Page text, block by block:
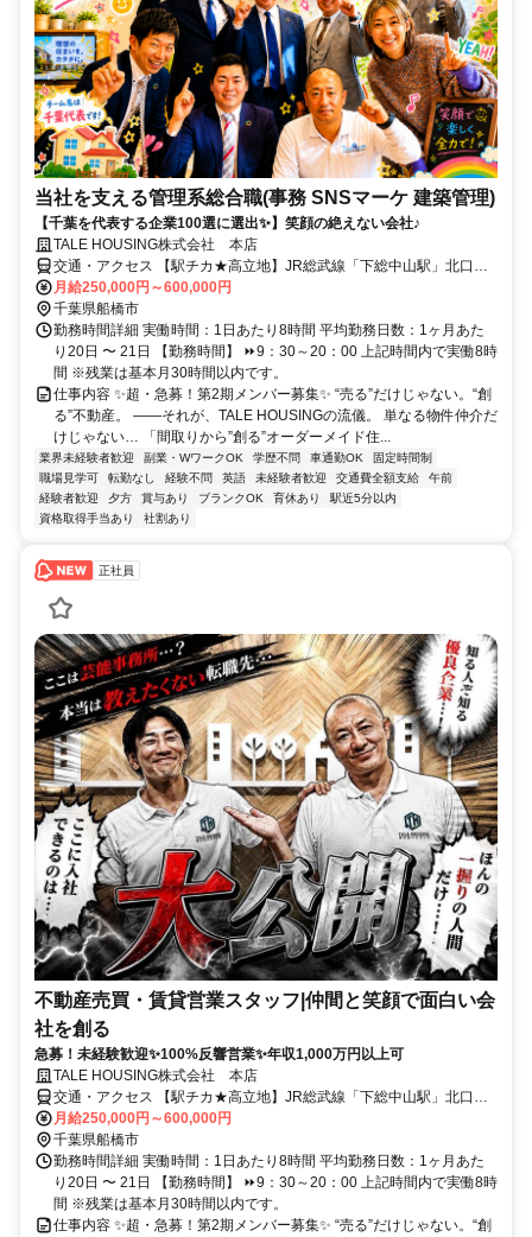
当社を支える管理系総合職(事務 SNSマーケ 建築管理)
【千葉を代表する企業100選に選出✨】笑顔の絶えない会社♪
TALE HOUSING株式会社 本店
交通・アクセス 【駅チカ★高立地】JR総武線「下総中山駅」北口よ
り徒歩30秒
月給250,000円～600,000円
千葉県船橋市
勤務時間詳細 実働時間：1日あたり8時間 平均勤務日数：1ヶ月あた
り20日 〜 21日 【勤務時間】 ⏩9：30～20：00 上記時間内で実働8時
間 ※残業は基本月30時間以内です。
仕事内容 ✨超・急募！第2期メンバー募集✨ “売る”だけじゃない。“創
る”不動産。 ――それが、TALE HOUSINGの流儀。 単なる物件仲介だ
けじゃない… 「間取りから”創る”オーダーメイド住...
業界未経験者歓迎 副業・WワークOK 学歴不問 車通勤OK
固定時間制
職場見学可
転勤なし 経験不問 英語 未経験者歓迎 交通費全額支給
午前
経験者歓迎
夕方 賞与あり ブランクOK 育休あり
駅近5分以内
資格取得手当あり
社割あり
正社員
不動産売買・賃貸営業スタッフ|仲間と笑顔で面白い会
社を創る
急募！未経験歓迎✨100%反響営業✨年収1,000万円以上可
TALE HOUSING株式会社 本店
交通・アクセス 【駅チカ★高立地】JR総武線「下総中山駅」北口よ
り徒歩30秒
月給250,000円～600,000円
千葉県船橋市
勤務時間詳細 実働時間：1日あたり8時間 平均勤務日数：1ヶ月あた
り20日 〜 21日 【勤務時間】 ⏩9：30～20：00 上記時間内で実働8時
間 ※残業は基本月30時間以内です。
仕事内容 ✨超・急募！第2期メンバー募集✨ “売る”だけじゃない。“創